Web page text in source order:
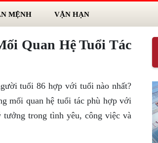
MỆNH VẬN HẠN
Quan Hệ Tuổi Tác
tuổi 86 hợp với tuổi nào nhất?
mối quan hệ tuổi tác phù hợp với
trong tình yêu, công việc và